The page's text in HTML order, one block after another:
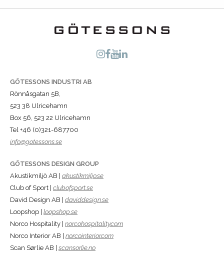
GÖTESSONS INDUSTRI AB
Rönnåsgatan 5B,
523 38 Ulricehamn
Box 56, 523 22 Ulricehamn
Tel +46 (0)321-687700
info@gotessons.se
GÖTESSONS DESIGN GROUP
Akustikmiljö AB | akustikmiljo.se
Club of Sport | clubofsport.se
David Design AB | daviddesign.se
Loopshop | loopshop.se
Norco Hospitality | norcohospitality.com
Norco Interior AB | norcointerior.com
Scan Sørlie AB | scansorlie.no